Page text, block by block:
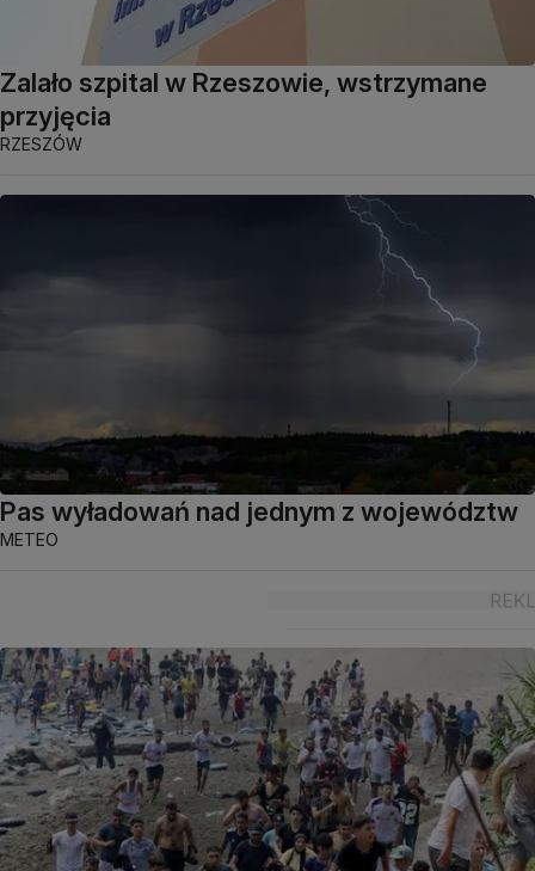
Zalało szpital w Rzeszowie, wstrzymane
przyjęcia
RZESZÓW
Pas wyładowań nad jednym z województw
METEO